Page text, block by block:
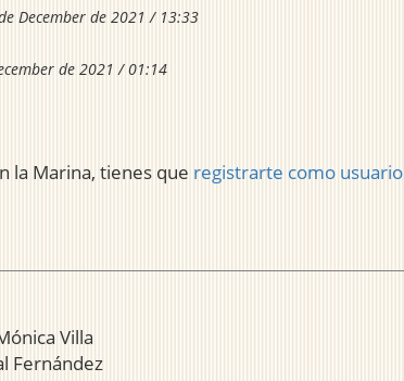
December de 2021 / 13:33
de 2021 / 01:14
la Marina, tienes que registrarte como usuario
Villa
Fernández